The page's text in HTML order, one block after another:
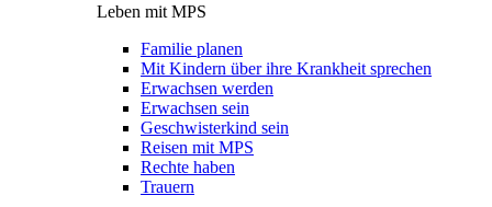
Leben mit MPS
Familie planen
Mit Kindern über ihre Krankheit sprechen
Erwachsen werden
Erwachsen sein
Geschwisterkind sein
Reisen mit MPS
Rechte haben
Trauern